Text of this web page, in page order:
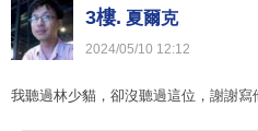
3樓. 夏爾克
2024/05/10 12:12
我聽過林少貓，卻沒聽過這位，謝謝寫